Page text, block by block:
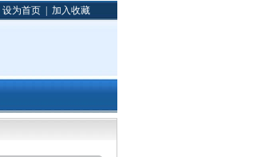
设为首页 加入收藏